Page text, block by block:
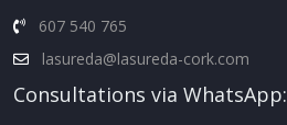
607 540 765
lasureda@lasureda-cork.com
Consultations via WhatsApp: